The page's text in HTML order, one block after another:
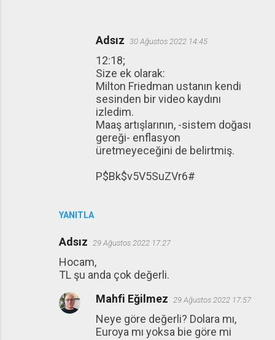
YANITLA
Adsız 30 Ağustos 2022 14:45
12:18;
Size ek olarak:
Milton Friedman ustanın kendi
sesinden bir video kaydını
izledim.
Maaş artışlarının, -sistem doğası
gereği- enflasyon
üretmeyeceğini de belirtmiş.
P$Bk$v5V5SuZVr6#
Adsız 29 Ağustos 2022 17:27
Hocam,
TL şu anda çok değerli.
Mahfi Eğilmez
29 Ağustos 2022 17:57
Neye göre değerli? Dolara mı,
Euroya mı yoksa bie göre mi